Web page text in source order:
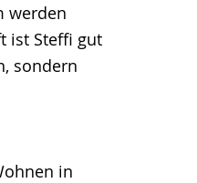
werden
ist Steffi gut
sondern
in